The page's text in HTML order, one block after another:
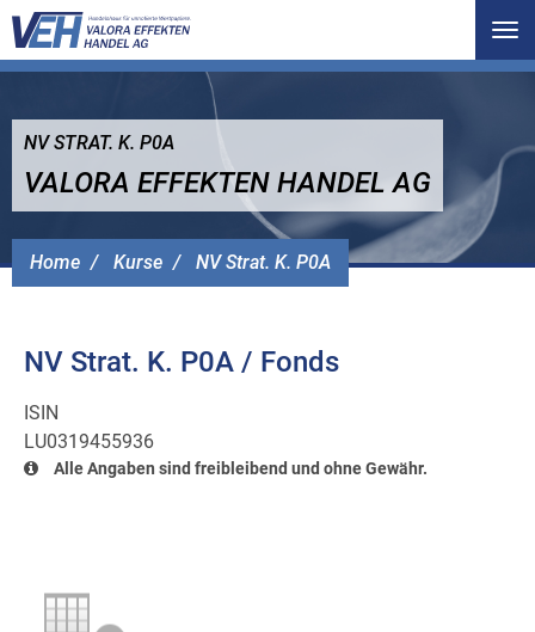
Home Kurse NV Strat. K. P0A
NV STRAT. K. P0A
VALORA EFFEKTEN HANDEL AG
NV Strat. K. P0A / Fonds
ISIN
LU0319455936
Alle Angaben sind freibleibend und ohne Gewähr.